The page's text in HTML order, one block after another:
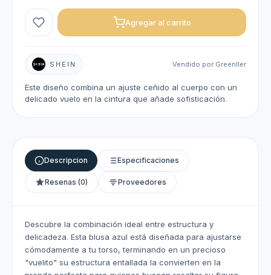
SHEIN Vendido por Greenller
Este diseño combina un ajuste ceñido al cuerpo con un
delicado vuelo en la cintura que añade sofisticación.
Agregar al carrito
Descripcion Especificaciones
Resenas (0) Proveedores
Descubre la combinación ideal entre estructura y
delicadeza. Esta blusa azul está diseñada para ajustarse
cómodamente a tu torso, terminando en un precioso
"vuelito" su estructura entallada la convierten en la